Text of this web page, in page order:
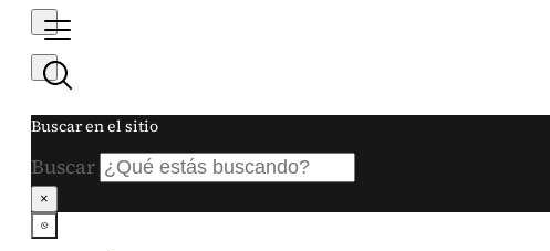
Buscar en el sitio
Buscar
×